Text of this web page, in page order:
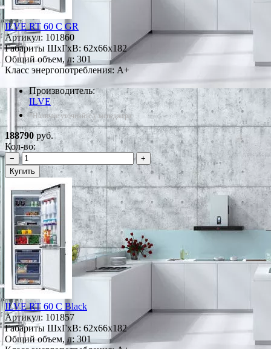
ILVE RT 60 C GR
Артикул: 101860
Габариты ШxГxВ: 62x66x182
Общий объем, л: 301
Класс энергопотребления: A+
Производитель:
ILVE
*Наличие уточняйте у менеджера
188790руб.
Кол-во:
−
+
Купить
ILVE RT 60 C Black
Артикул: 101857
Габариты ШxГxВ: 62x66x182
Общий объем, л: 301